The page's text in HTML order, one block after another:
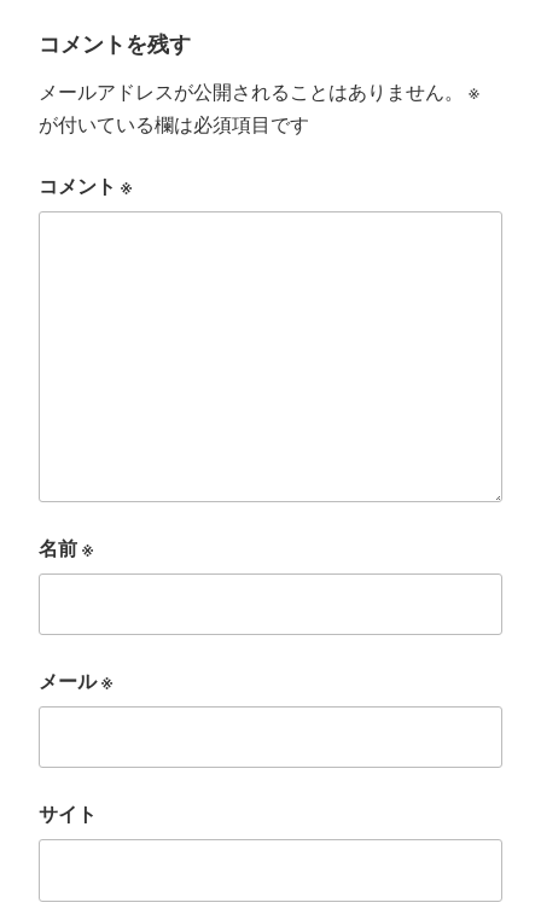
コメントを残す
メールアドレスが公開されることはありません。
※
が付いている欄は必須項目です
コメント ※
名前※
メール※
サイト